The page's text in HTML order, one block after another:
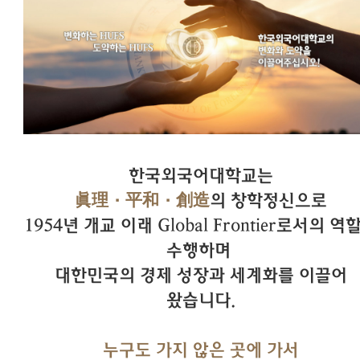
한국외국어대학교는
眞理·平和·創造의 창학정신으로
1954년 개교 이래 Global Frontier로서의 역
수행하며
대한민국의 경제 성장과 세계화를 이끌어
왔습니다.
누구도 가지 않은 곳에 가서